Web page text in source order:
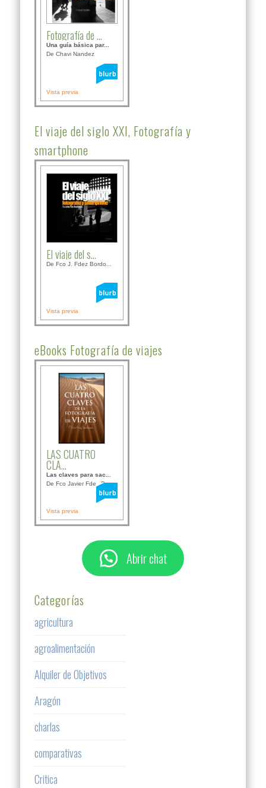
Fotografía de ...
Una guía básica par...
De Chavi Nandez
Vista previa
El viaje del siglo XXI, Fotografía y
smartphone
El viaje del s...
De Fco J. Fdez Bordo...
Vista previa
eBooks Fotografía de viajes
LAS CUATRO
CLA...
Las claves para sac...
De Fco Javier Fdez B...
Vista previa
Abrir chat
Categorías
agricultura
agroalimentación
Alquiler de Objetivos
Aragón
charlas
comparativas
Critica